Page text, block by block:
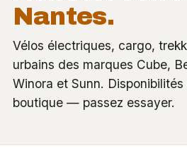
Nantes.
Vélos électriques, cargo,
urbains des marques Cube,
Winora et Sunn.
boutique — passez essayer.